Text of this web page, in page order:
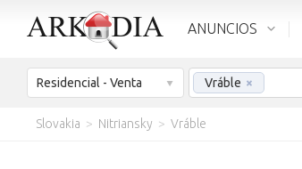
ANUNCIOS
Residencial - Venta Vráble ×
Slovakia > Nitriansky > Vráble